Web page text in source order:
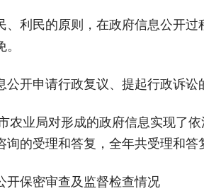
利民的原则，在政府信息公开过
开申请行政复议、提起行政诉讼
业局对形成的政府信息实现了依
询的受理和答复，全年共受理和
保密审查及监督检查情况